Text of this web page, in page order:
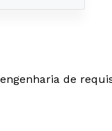
de